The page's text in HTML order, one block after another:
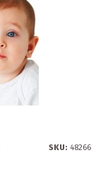
SKU: 48266